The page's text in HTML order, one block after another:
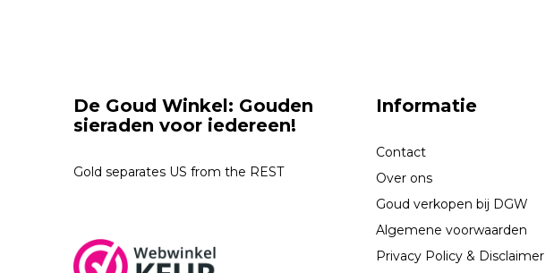
De Goud Winkel: Gouden
sieraden voor iedereen!
Gold separates US from the REST
Informatie
Contact
Over ons
Goud verkopen bij DGW
Algemene voorwaarden
Privacy Policy & Disclaimer